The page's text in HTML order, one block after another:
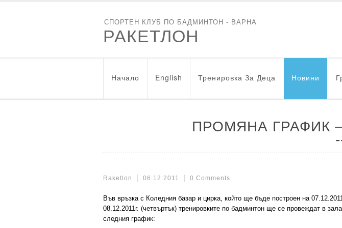
СПОРТЕН КЛУБ ПО БАДМИНТОН - ВАРНА
РАКЕТЛОН
Начало English Тренировка За Деца Новини
ПРОМЯНА ГРАФИК
Raketlon 06.12.2011 0 Comments
Във връзка с Коледния базар и цирка, който ще бъде построен на
08.12.2011г. (четвъртък) тренировките по бадминтон ще се провеждат в
следния график: